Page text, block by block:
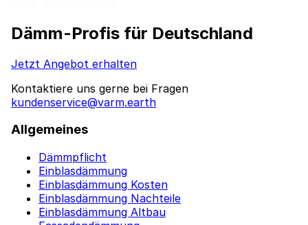
Dämm-Profis für Deutschland
Jetzt Angebot erhalten
Kontaktiere uns gerne bei Fragen
kundenservice@varm.earth
Allgemeines
Dämmpflicht
Einblasdämmung
Einblasdämmung Kosten
Einblasdämmung Nachteile
Einblasdämmung Altbau